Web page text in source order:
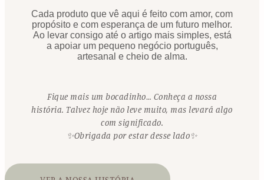
Cada produto que vê aqui é feito com amor, com
propósito e com esperança de um futuro melhor.
Ao levar consigo até o artigo mais simples, está
a apoiar um pequeno negócio português,
artesanal e cheio de alma.
Fique mais um bocadinho… Conheça a nossa
história. Talvez hoje não leve muito, mas levará algo
com significado.
✨Obrigada por estar desse lado✨